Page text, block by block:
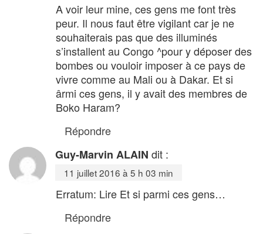
A voir leur mine, ces gens me font très
peur. Il nous faut être vigilant car je ne
souhaiterais pas que des illuminés
s’installent au Congo ^pour y déposer des
bombes ou vouloir imposer à ce pays de
vivre comme au Mali ou à Dakar. Et si
ârmi ces gens, il y avait des membres de
Boko Haram?
Répondre
Guy-Marvin ALAIN dit :
11 juillet 2016 à 5 h 03 min
Erratum: Lire Et si parmi ces gens…
Répondre